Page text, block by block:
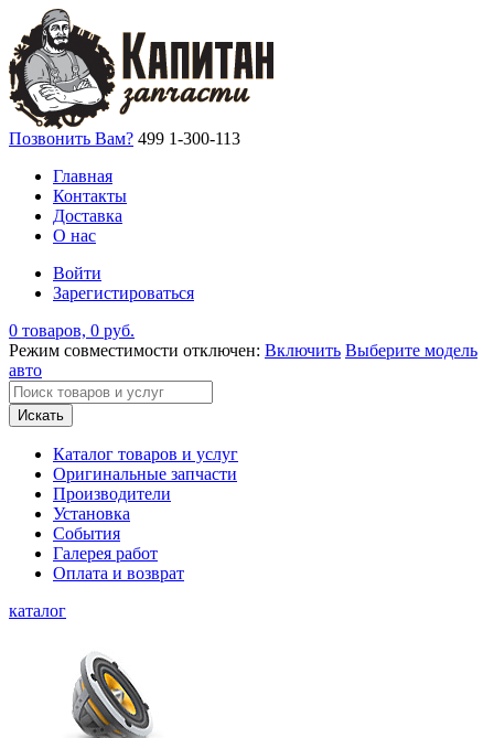
Позвонить Вам? 499 1-300-113
Главная
Контакты
Доставка
О нас
Войти
Зарегистироваться
0 товаров, 0 руб.
Режим совместимости отключен: Включить Выберите модель
авто
Искать
Каталог товаров и услуг
Оригинальные запчасти
Производители
Установка
События
Галерея работ
Оплата и возврат
каталог